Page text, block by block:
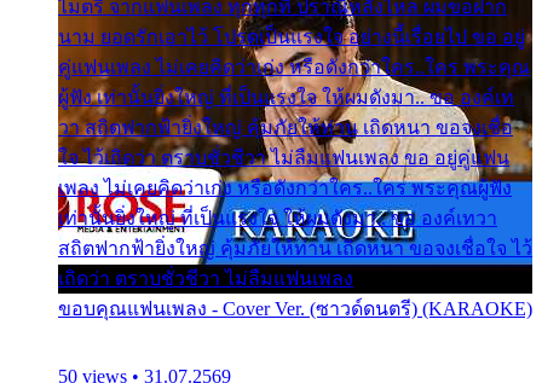
ไมตรี จากแฟนเพลง ทุกทุกที่ ปราณีหลั่งไหล ผมขอฝาก
นาม ยอดรักเอาไว้ โปรดเป็นแรงใจ อย่างนี้เรื่อยไป ขอ อยู่
คู่แฟนเพลง ไม่เคยคิดว่าเก่ง หรือดังกว่าใคร..ใคร พระคุณ
ผู้ฟัง เท่านั้นยิ่งใหญ่ ที่เป็นแรงใจ ให้ผมดังมา.. ขอ องค์เท
วา สถิตฟากฟ้ายิ่งใหญ่ คุ้มภัยให้ท่าน เถิดหนา ขอจงเชื่อ
ใจ ไว้เถิดว่า ตราบชั่วชีวา ไม่ลืมแฟนเพลง ขอ อยู่คู่แฟน
เพลง ไม่เคยคิดว่าเก่ง หรือดังกว่าใคร..ใคร พระคุณผู้ฟัง
เท่านั้นยิ่งใหญ่ ที่เป็นแรงใจ ให้ผมดังมา.. ขอ องค์เทวา
สถิตฟากฟ้ายิ่งใหญ่ คุ้มภัยให้ท่าน เถิดหนา ขอจงเชื่อใจ ไว้
เถิดว่า ตราบชั่วชีวา ไม่ลืมแฟนเพลง
ขอบคุณแฟนเพลง - Cover Ver. (ซาวด์ดนตรี) (KARAOKE)
50 views • 31.07.2569